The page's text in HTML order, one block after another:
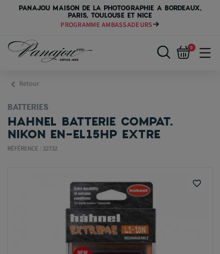
PANAJOU MAISON DE LA PHOTOGRAPHIE A BORDEAUX,
PARIS, TOULOUSE ET NICE
PROGRAMME AMBASSADEURS
PAYER VOTRE MATÉRIEL JUSQU'EN 84 FOIS
0
chevron_left Retour
BATTERIES
HAHNEL BATTERIE COMPAT.
NIKON EN-EL15HP EXTRE
RÉFÉRENCE : 32732
favorite_border